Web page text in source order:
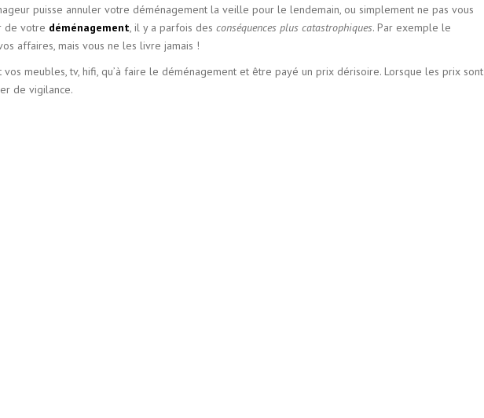
puisse annuler votre déménagement la veille pour le lendemain, ou simplement ne pas vous
de votre déménagement , il y a parfois des conséquences plus catastrophiques. Par exemple le
affaires, mais vous ne les livre jamais !
meubles, tv, hifi, qu’à faire le déménagement et être payé un prix dérisoire. Lorsque les prix sont
de vigilance.